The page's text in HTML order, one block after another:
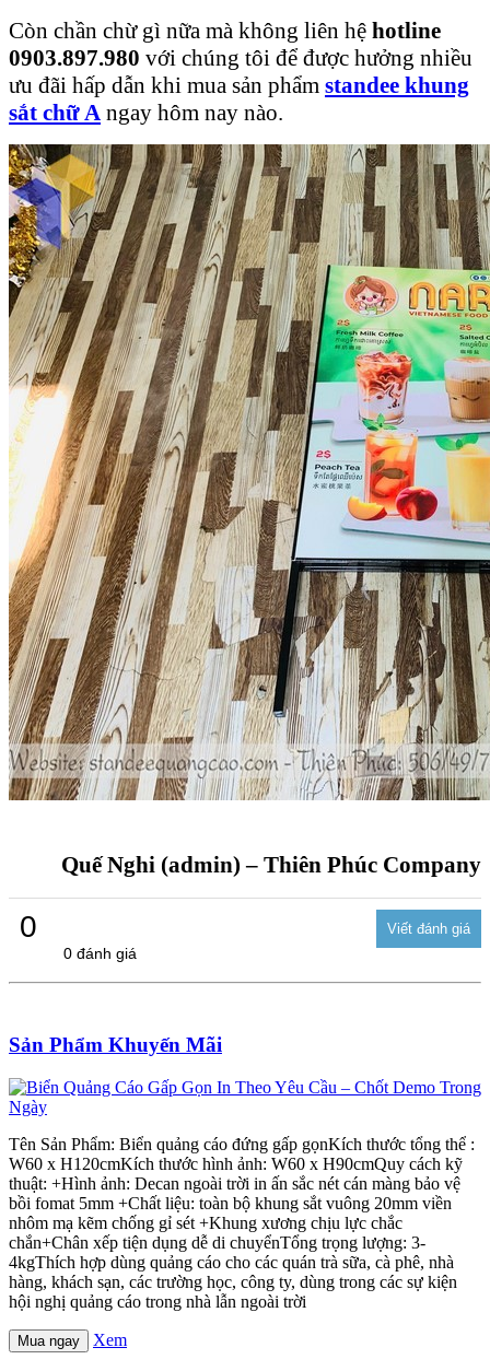
Còn chần chừ gì nữa mà không liên hệ hotline
0903.897.980 với chúng tôi để được hưởng nhiều
ưu đãi hấp dẫn khi mua sản phẩm standee khung
sắt chữ A ngay hôm nay nào.
Quế Nghi (admin) – Thiên Phúc Company
0
0 đánh giá
Sản Phẩm Khuyến Mãi
Tên Sản Phẩm: Biển quảng cáo đứng gấp gọnKích thước tổng thể :
W60 x H120cmKích thước hình ảnh: W60 x H90cmQuy cách kỹ
thuật: +Hình ảnh: Decan ngoài trời in ấn sắc nét cán màng bảo vệ
bồi fomat 5mm +Chất liệu: toàn bộ khung sắt vuông 20mm viền
nhôm mạ kẽm chống gỉ sét +Khung xương chịu lực chắc
chắn+Chân xếp tiện dụng dễ di chuyểnTổng trọng lượng: 3-
4kgThích hợp dùng quảng cáo cho các quán trà sữa, cà phê, nhà
hàng, khách sạn, các trường học, công ty, dùng trong các sự kiện
hội nghị quảng cáo trong nhà lẫn ngoài trời
Mua ngay Xem